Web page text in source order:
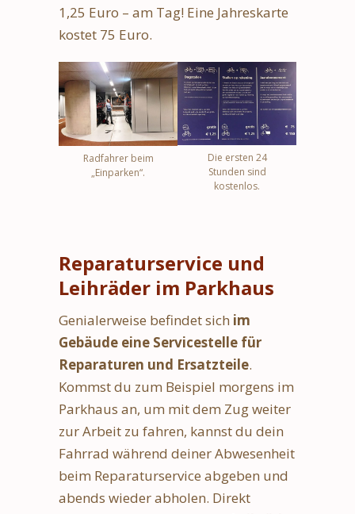
1,25 Euro – am Tag! Eine Jahreskarte
kostet 75 Euro.
Radfahrer beim
„Einparken“.
Die ersten 24
Stunden sind
kostenlos.
Reparaturservice und
Leihräder im Parkhaus
Genialerweise befindet sich im
Gebäude eine Servicestelle für
Reparaturen und Ersatzteile.
Kommst du zum Beispiel morgens im
Parkhaus an, um mit dem Zug weiter
zur Arbeit zu fahren, kannst du dein
Fahrrad während deiner Abwesenheit
beim Reparaturservice abgeben und
abends wieder abholen. Direkt